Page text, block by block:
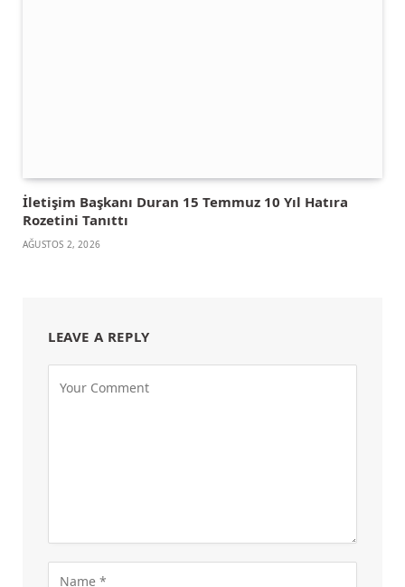
İletişim Başkanı Duran 15 Temmuz 10 Yıl Hatıra
Rozetini Tanıttı
AĞUSTOS 2, 2026
LEAVE A REPLY